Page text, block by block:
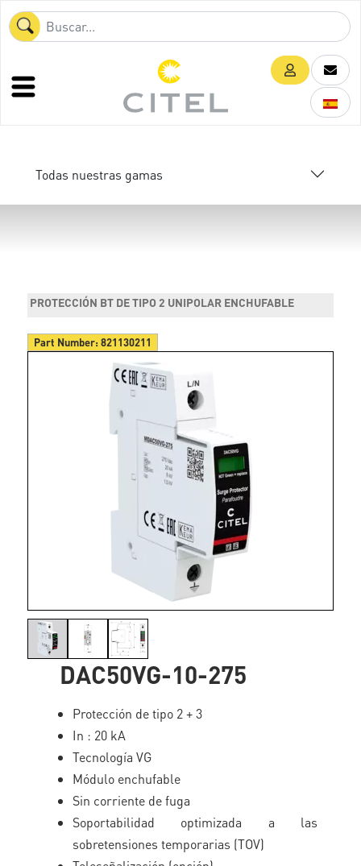
Todas nuestras gamas
PROTECCIÓN BT DE TIPO 2 UNIPOLAR ENCHUFABLE
Part Number:821130211
DAC50VG-10-275
Protección de tipo 2 + 3
In : 20 kA
Tecnología VG
Módulo enchufable
Sin corriente de fuga
Soportabilidad optimizada a las
sobretensiones temporarias (TOV)